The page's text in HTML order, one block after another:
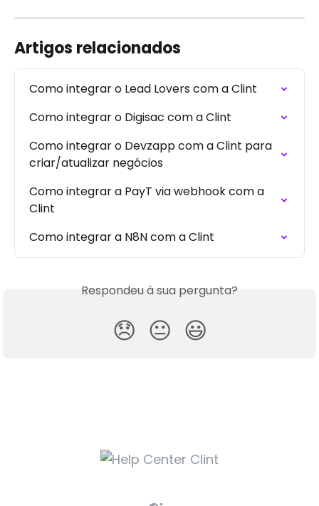
Artigos relacionados
Como integrar o Lead Lovers com a Clint
Como integrar o Digisac com a Clint
Como integrar o Devzapp com a Clint para
criar/atualizar negócios
Como integrar a PayT via webhook com a
Clint
Como integrar a N8N com a Clint
Respondeu à sua pergunta?
😞 😐 😃